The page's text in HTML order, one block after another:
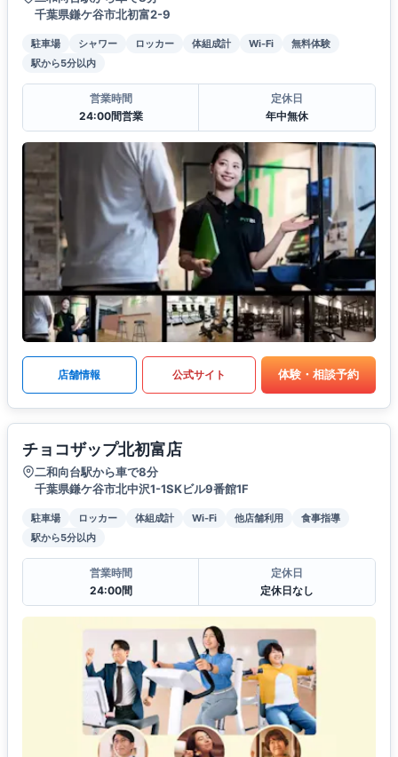
千葉県鎌ケ谷市北初富2-9
駐車場 シャワー ロッカー 体組成計 Wi-Fi
無料体験
駅から5分以内
営業時間
24:00間営業
定休日
年中無休
店舗情報 公式サイト 体験・相談予約
チョコザップ北初富店
二和向台駅から車で8分
千葉県鎌ケ谷市北中沢1-1SKビル9番館1F
駐車場 ロッカー 体組成計 Wi-Fi 他店舗利用
食事指導
駅から5分以内
営業時間
24:00間
定休日
定休日なし